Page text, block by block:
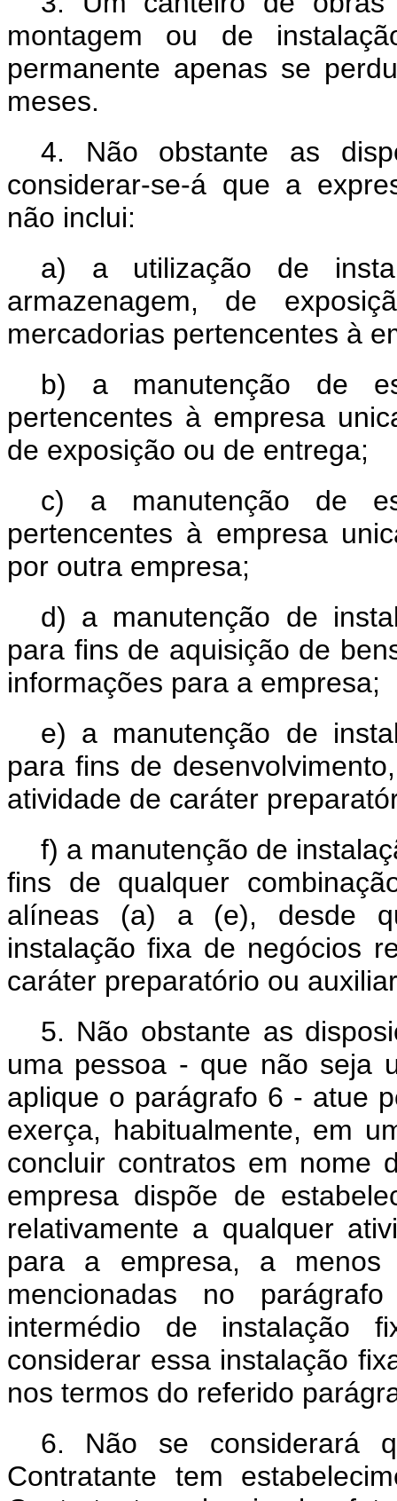
montagem ou de
permanente apenas se
meses.
4. Não obstante as
considerar-se-á que a
não inclui:
a) a utilização de
armazenagem, de
mercadorias pertencentes à
b) a manutenção de
pertencentes à empresa
de exposição ou de entrega;
c) a manutenção de
pertencentes à empresa
por outra empresa;
d) a manutenção de
para fins de aquisição de
informações para a empresa;
e) a manutenção de
para fins de
atividade de caráter
f) a manutenção de
fins de qualquer
alíneas (a) a (e), desde
instalação fixa de negócios
caráter preparatório ou auxiliar
5. Não obstante as
uma pessoa - que não seja
aplique o parágrafo 6 - atue
exerça, habitualmente, em
concluir contratos em nome
empresa dispõe de
relativamente a qualquer
para a empresa, a menos
mencionadas no
intermédio de instalação
considerar essa instalação
nos termos do referido
6. Não se considerará
Contratante tem